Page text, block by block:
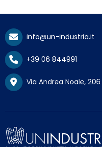
info@un-industria.it
+39 06 844991
Via Andrea Noale, 206